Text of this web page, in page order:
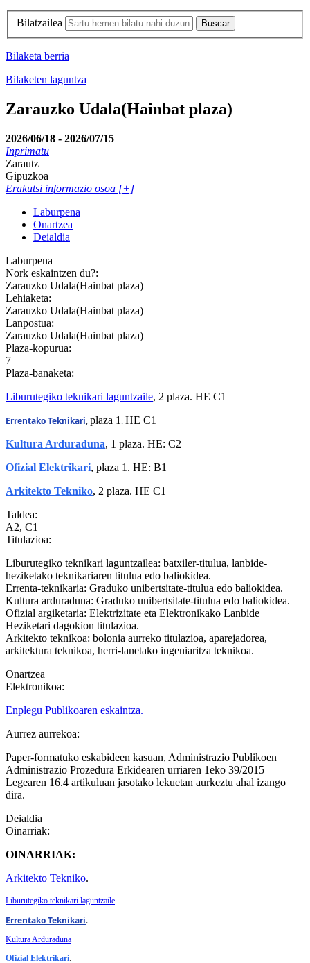
Bilatzailea
Bilaketa berria
Bilaketen laguntza
Zarauzko Udala(Hainbat plaza)
2026/06/18 - 2026/07/15
Inprimatu
Zarautz
Gipuzkoa
Erakutsi informazio osoa [+]
Laburpena
Onartzea
Deialdia
Laburpena
Nork eskaintzen du?:
Zarauzko Udala(Hainbat plaza)
Lehiaketa:
Zarauzko Udala(Hainbat plaza)
Lanpostua:
Zarauzko Udala(Hainbat plaza)
Plaza-kopurua:
7
Plaza-banaketa:
Liburutegiko teknikari laguntzaile, 2 plaza. HE C1
Errentako Teknikari,plaza 1 .HE C1
Kultura Arduraduna, 1 plaza. HE: C2
Ofizial Elektrikari, plaza 1. HE: B1
Arkitekto Tekniko, 2 plaza. HE C1
Taldea:
A2, C1
Titulazioa:
Liburutegiko teknikari laguntzailea: batxiler-titulua, lanbide-
heziketako teknikariaren titulua edo baliokidea.
Errenta-teknikaria: Graduko unibertsitate-titulua edo baliokidea.
Kultura arduraduna: Graduko unibertsitate-titulua edo baliokidea.
Ofizial argiketaria: Elektrizitate eta Elektronikako Lanbide
Heziketari dagokion titulazioa.
Arkitekto teknikoa: bolonia aurreko titulazioa, aparejadorea,
arkitektura teknikoa, herri-lanetako ingeniaritza teknikoa.
Onartzea
Elektronikoa:
Enplegu Publikoaren eskaintza.
Aurrez aurrekoa:
Paper-formatuko eskabideen kasuan, Administrazio Publikoen
Administrazio Prozedura Erkidearen urriaren 1eko 39/2015
Legearen 16.4 artikuluan jasotako lekuetan aurkeztu ahal izango
dira.
Deialdia
Oinarriak:
OINARRIAK:
Arkitekto Tekniko.
Liburutegiko teknikari laguntzaile
Errentako Teknikari.
Kultura Arduraduna
Ofizial Elektrikari